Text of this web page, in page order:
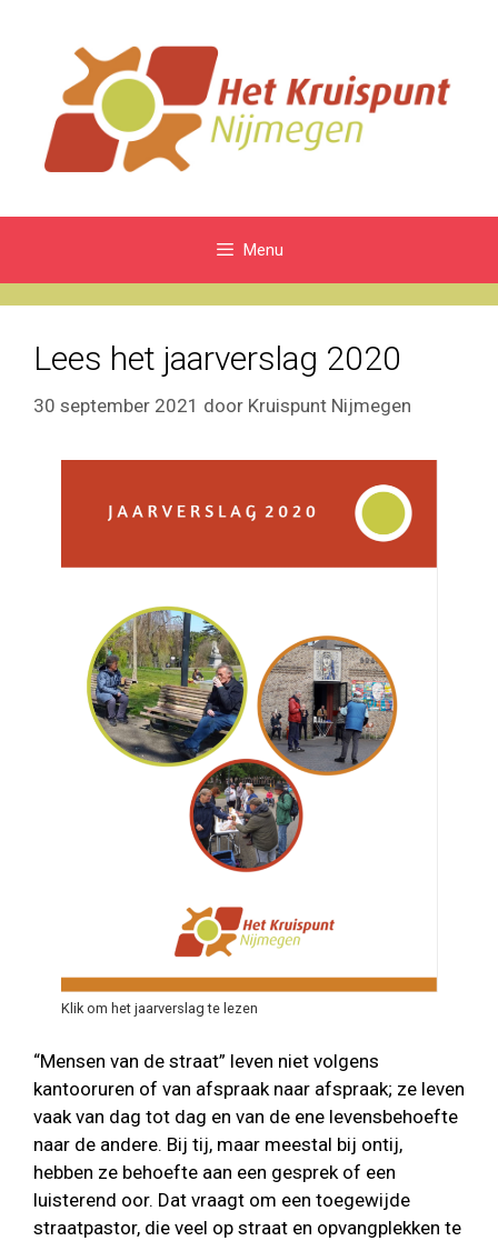
Menu
Lees het jaarverslag 2020
30 september 2021 door Kruispunt Nijmegen
Klik om het jaarverslag te lezen
“Mensen van de straat” leven niet volgens
kantooruren of van afspraak naar afspraak; ze leven
vaak van dag tot dag en van de ene levensbehoefte
naar de andere. Bij tij, maar meestal bij ontij,
hebben ze behoefte aan een gesprek of een
luisterend oor. Dat vraagt om een toegewijde
straatpastor, die veel op straat en opvangplekken te